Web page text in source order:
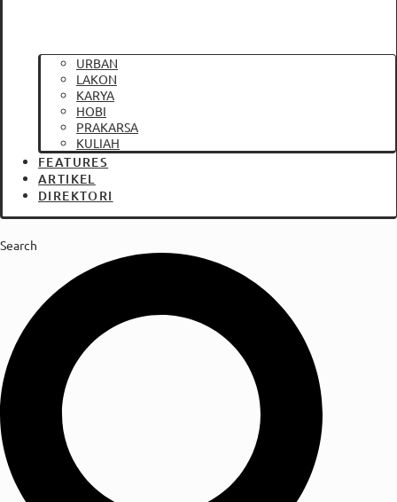
URBAN
LAKON
KARYA
HOBI
PRAKARSA
KULIAH
FEATURES
ARTIKEL
DIREKTORI
Search